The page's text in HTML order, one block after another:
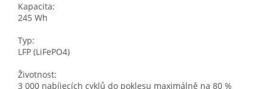
Kapacita:
245 Wh
Typ:
LFP (LiFePO4)
Životnost:
3 000 nabíjecích cyklů do poklesu maximálně na 80 %